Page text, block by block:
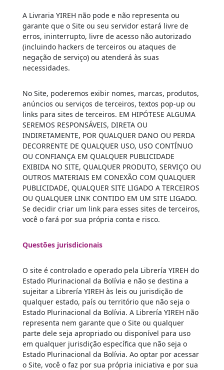
A Livraria YIREH não pode e não representa ou
garante que o Site ou seu servidor estará livre de
erros, ininterrupto, livre de acesso não autorizado
(incluindo hackers de terceiros ou ataques de
negação de serviço) ou atenderá às suas
necessidades.
No Site, poderemos exibir nomes, marcas, produtos,
anúncios ou serviços de terceiros, textos pop-up ou
links para sites de terceiros. EM HIPÓTESE ALGUMA
SEREMOS RESPONSÁVEIS, DIRETA OU
INDIRETAMENTE, POR QUALQUER DANO OU PERDA
DECORRENTE DE QUALQUER USO, USO CONTÍNUO
OU CONFIANÇA EM QUALQUER PUBLICIDADE
EXIBIDA NO SITE, QUALQUER PRODUTO, SERVIÇO OU
OUTROS MATERIAIS EM CONEXÃO COM QUALQUER
PUBLICIDADE, QUALQUER SITE LIGADO A TERCEIROS
OU QUALQUER LINK CONTIDO EM UM SITE LIGADO.
Se decidir criar um link para esses sites de terceiros,
você o fará por sua própria conta e risco.
Questões jurisdicionais
O site é controlado e operado pela Librería YIREH do
Estado Plurinacional da Bolívia e não se destina a
sujeitar a Librería YIREH às leis ou jurisdição de
qualquer estado, país ou território que não seja o
Estado Plurinacional da Bolívia. A Librería YIREH não
representa nem garante que o Site ou qualquer
parte dele seja apropriado ou disponível para uso
em qualquer jurisdição específica que não seja o
Estado Plurinacional da Bolívia. Ao optar por acessar
o Site, você o faz por sua própria iniciativa e por sua